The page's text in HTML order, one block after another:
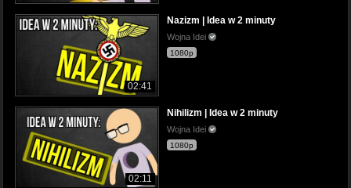
02:41
Nazizm | Idea w 2 minuty
Wojna Idei
1080p
02:11
Nihilizm | Idea w 2 minuty
Wojna Idei
1080p